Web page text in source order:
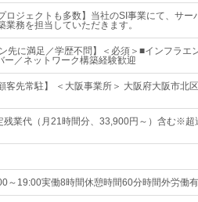
ロジェクトも多数】当社のSI事業にて、サ
業務を担当していただきます。
先に満足／学歴不問】＜必須＞■インフラエ
／ネットワーク構築経験歓迎
客先常駐】 ＜大阪事業所＞ 大阪府大阪市北
業代（月21時間分、33,900円～）含む※
～19:00実働8時間休憩時間60分時間外労働